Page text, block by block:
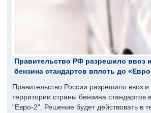
Правительство РФ разрешило ввоз
бензина стандартов вплоть до
Правительство России разрешило ввоз
территории страны бензина стандартов
"Евро-2". Решение будет действовать в